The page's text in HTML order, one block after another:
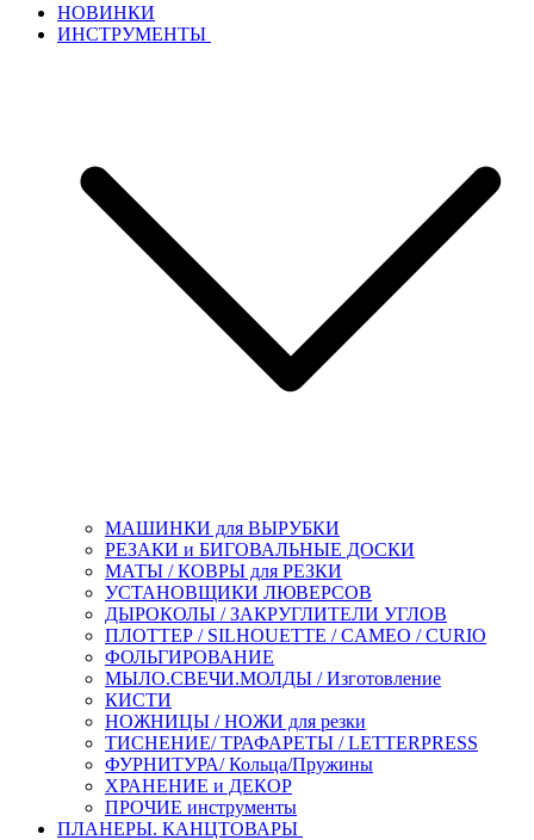
НОВИНКИ
ИНСТРУМЕНТЫ
МАШИНКИ для ВЫРУБКИ
РЕЗАКИ и БИГОВАЛЬНЫЕ ДОСКИ
МАТЫ / КОВРЫ для РЕЗКИ
УСТАНОВЩИКИ ЛЮВЕРСОВ
ДЫРОКОЛЫ / ЗАКРУГЛИТЕЛИ УГЛОВ
ПЛОТТЕР / SILHOUETTE / CAMEO / CURIO
ФОЛЬГИРОВАНИЕ
МЫЛО.СВЕЧИ.МОЛДЫ / Изготовление
КИСТИ
НОЖНИЦЫ / НОЖИ для резки
ТИСНЕНИЕ/ ТРАФАРЕТЫ / LETTERPRESS
ФУРНИТУРА/ Кольца/Пружины
ХРАНЕНИЕ и ДЕКОР
ПРОЧИЕ инструменты
ПЛАНЕРЫ. КАНЦТОВАРЫ